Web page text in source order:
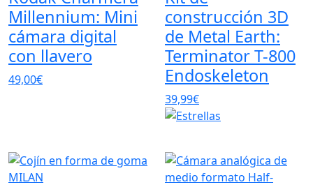
Millennium: Mini
cámara digital
con llavero
49,00€
construcción 3D
de Metal Earth:
Terminator T-800
Endoskeleton
39,99€